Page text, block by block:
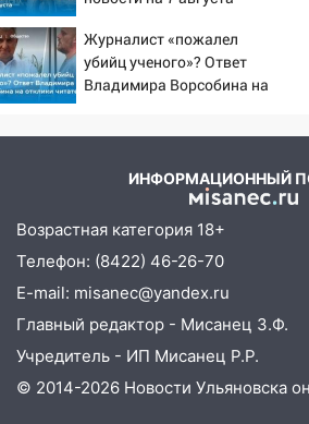
на склады Wildberries,
состояние пострадавших
Журналист «пожалел
убийц ученого»? Ответ
Владимира Ворсобина на
ИНФОРМАЦИОННЫЙ
Возрастная категория 18+
Телефон: (8422) 46-26-70
E-mail: misanec@yandex.ru
Главный редактор - Мисанец З.Ф.
Учредитель - ИП Мисанец Р.Р.
© 2014-2026 Новости Ульяновска